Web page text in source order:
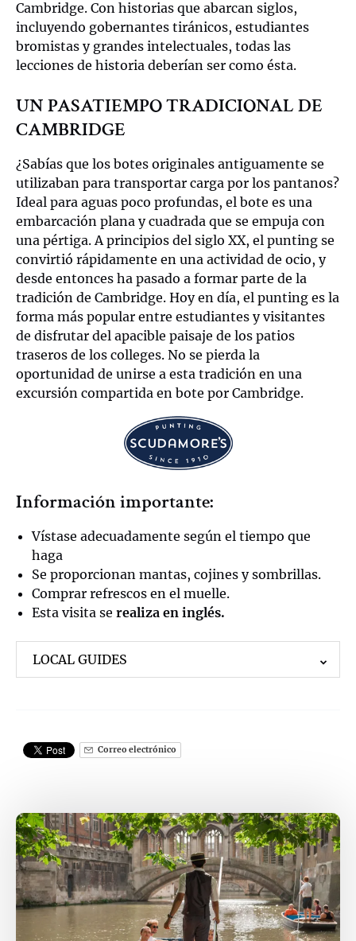
Cambridge. Con historias que abarcan siglos,
incluyendo gobernantes tiránicos, estudiantes
bromistas y grandes intelectuales, todas las
lecciones de historia deberían ser como ésta.
UN PASATIEMPO TRADICIONAL DE
CAMBRIDGE
¿Sabías que los botes originales antiguamente se
utilizaban para transportar carga por los pantanos?
Ideal para aguas poco profundas, el bote es una
embarcación plana y cuadrada que se empuja con
una pértiga. A principios del siglo XX, el punting se
convirtió rápidamente en una actividad de ocio, y
desde entonces ha pasado a formar parte de la
tradición de Cambridge. Hoy en día, el punting es la
forma más popular entre estudiantes y visitantes
de disfrutar del apacible paisaje de los patios
traseros de los colleges. No se pierda la
oportunidad de unirse a esta tradición en una
excursión compartida en bote por Cambridge.
Información importante:
Vístase adecuadamente según el tiempo que
haga
Se proporcionan mantas, cojines y sombrillas.
Comprar refrescos en el muelle.
Esta visita se realiza en inglés.
LOCAL GUIDES
Correo electrónico